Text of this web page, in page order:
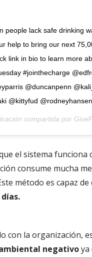
people lack safe drinking
help to bring our next
link in bio to learn more
#jointhecharge
@duncanpenn
@kittyfud @rodneyhansen
compartida por
el sistema funciona
consume mucha
método es capaz
con la organización,
negativoya